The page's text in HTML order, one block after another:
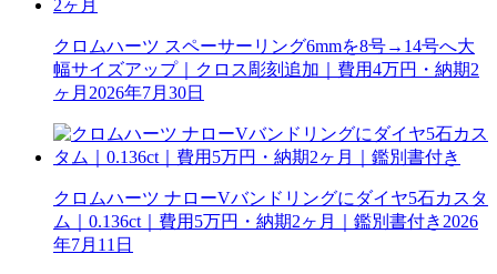
クロムハーツ スペーサーリング6mmを8号→14号へ大
幅サイズアップ｜クロス彫刻追加｜費用4万円・納期2
ヶ月 2026年7月30日
クロムハーツ ナローVバンドリングにダイヤ5石カスタ
ム｜0.136ct｜費用5万円・納期2ヶ月｜鑑別書付き 2026
年7月11日